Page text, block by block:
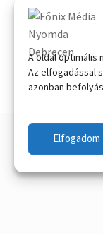
A oldal optimális
Az elfogadással
azonban
Elfogadom